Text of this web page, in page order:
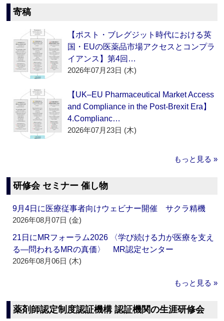
寄稿
【ポスト・ブレグジット時代における英
国・EUの医薬品市場アクセスとコンプラ
イアンス】第4回…
2026年07月23日 (木)
【UK–EU Pharmaceutical Market Access
and Compliance in the Post-Brexit Era】
4.Complianc…
2026年07月23日 (木)
もっと見る »
研修会 セミナー 催し物
9月4日に医療従事者向けウェビナー開催 サクラ精機
2026年08月07日 (金)
21日にMRフォーラム2026 〈学び続ける力が医療を支え
る―問われるMRの真価〉 MR認定センター
2026年08月06日 (木)
もっと見る »
薬剤師認定制度認証機構 認証機関の生涯研修会